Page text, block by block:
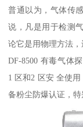
普通以为，气体传
说，凡是用于检测
论它是用物理方法，
DF-8500 有毒气体
1 区和2 区安 全使
备粉尘防爆认证，特